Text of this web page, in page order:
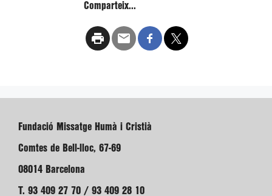
Comparteix...
Fundació Missatge Humà i Cristià
Comtes de Bell-lloc, 67-69
08014 Barcelona
T. 93 409 27 70 / 93 409 28 10